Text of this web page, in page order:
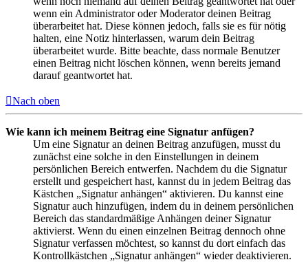
wenn ein Administrator oder Moderator deinen Beitrag
überarbeitet hat. Diese können jedoch, falls sie es für nötig
halten, eine Notiz hinterlassen, warum dein Beitrag
überarbeitet wurde. Bitte beachte, dass normale Benutzer
einen Beitrag nicht löschen können, wenn bereits jemand
darauf geantwortet hat.
Nach oben
Wie kann ich meinem Beitrag eine Signatur anfügen?
Um eine Signatur an deinen Beitrag anzufügen, musst du
zunächst eine solche in den Einstellungen in deinem
persönlichen Bereich entwerfen. Nachdem du die Signatur
erstellt und gespeichert hast, kannst du in jedem Beitrag das
Kästchen „Signatur anhängen“ aktivieren. Du kannst eine
Signatur auch hinzufügen, indem du in deinem persönlichen
Bereich das standardmäßige Anhängen deiner Signatur
aktivierst. Wenn du einen einzelnen Beitrag dennoch ohne
Signatur verfassen möchtest, so kannst du dort einfach das
Kontrollkästchen „Signatur anhängen“ wieder deaktivieren.